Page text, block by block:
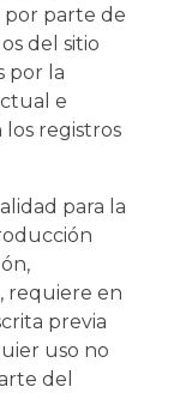
por parte de
del sitio
por la
e
los registros
para la
requiere en
previa
uso no
del